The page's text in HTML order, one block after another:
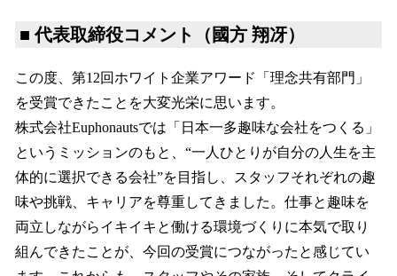
■ 代表取締役コメント（國方 翔冴）
この度、第12回ホワイト企業アワード「理念共有部門」
を受賞できたことを大変光栄に思います。
株式会社Euphonautsでは「日本一多趣味な会社をつくる」
というミッションのもと、“一人ひとりが自分の人生を主
体的に選択できる会社”を目指し、スタッフそれぞれの趣
味や挑戦、キャリアを尊重してきました。仕事と趣味を
両立しながらイキイキと働ける環境づくりに本気で取り
組んできたことが、今回の受賞につながったと感じてい